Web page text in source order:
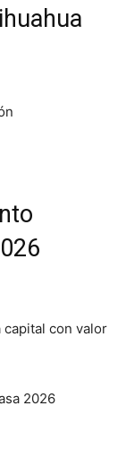
capital con valor
2026